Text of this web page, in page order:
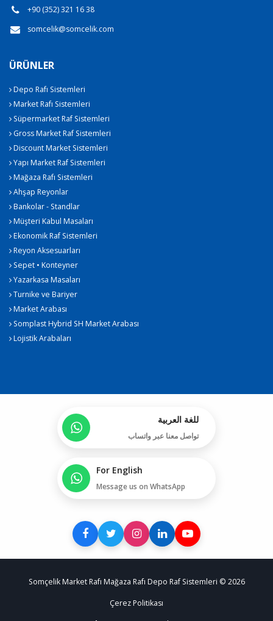
+90 (352) 321 16 38
somcelik@somcelik.com
ÜRÜNLER
Depo Rafı Sistemleri
Market Rafı Sistemleri
Süpermarket Raf Sistemleri
Gross Market Raf Sistemleri
Discount Market Sistemleri
Yapı Market Raf Sistemleri
Mağaza Rafı Sistemleri
Ahşap Reyonlar
Bankolar - Standlar
Müşteri Kabul Masaları
Ekonomik Raf Sistemleri
Reyon Aksesuarları
Sepet • Konteyner
Yazarkasa Masaları
Turnike ve Bariyer
Market Arabası
Somplast Hybrid SH Market Arabası
Lojistik Arabaları
للغة العربية
تواصل معنا عبر واتساب
For English
Message us on WhatsApp
Somçelik Market Rafı Mağaza Rafı Depo Raf Sistemleri © 2026
Çerez Politikası